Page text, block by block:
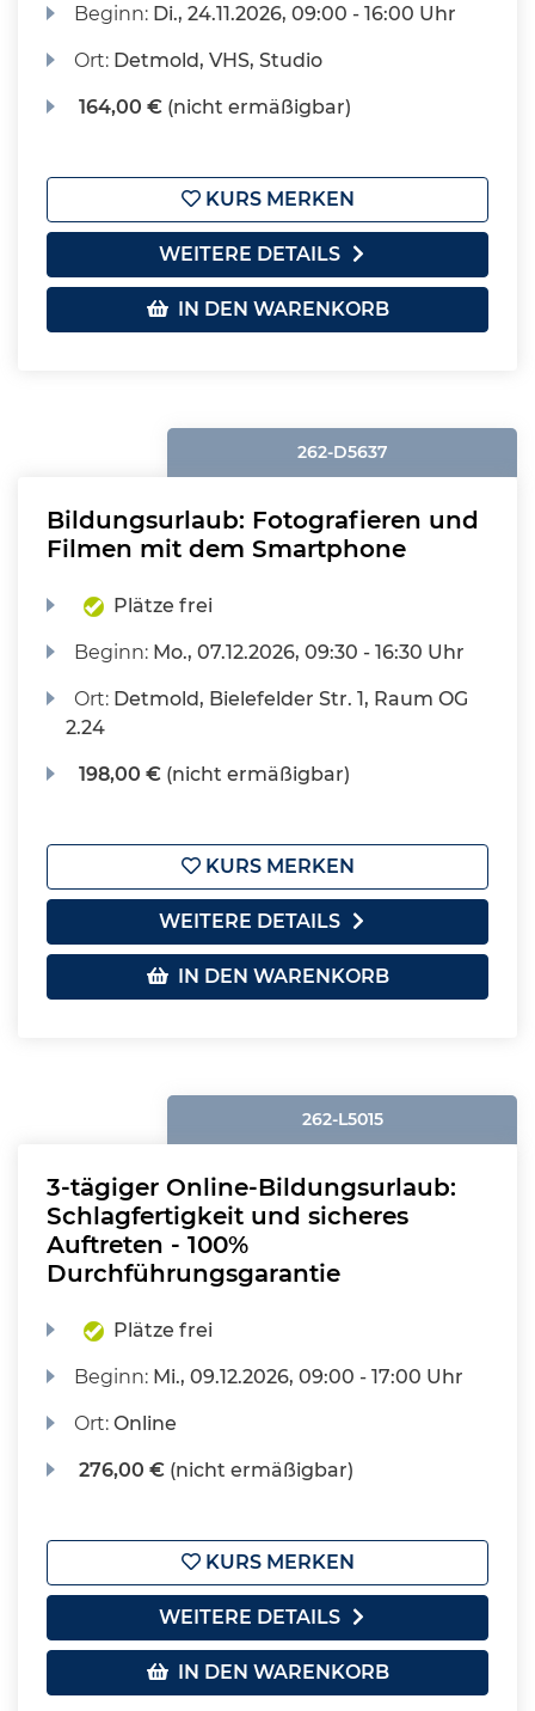
Beginn: Di., 24.11.2026, 09:00 - 16:00 Uhr
Ort: Detmold, VHS, Studio
164,00 € (nicht ermäßigbar)
KURS MERKEN
WEITERE DETAILS
IN DEN WARENKORB
262-D5637
Bildungsurlaub: Fotografieren und
Filmen mit dem Smartphone
Plätze frei
Beginn: Mo., 07.12.2026, 09:30 - 16:30 Uhr
Ort: Detmold, Bielefelder Str. 1, Raum OG
2.24
198,00 € (nicht ermäßigbar)
KURS MERKEN
WEITERE DETAILS
IN DEN WARENKORB
262-L5015
3-tägiger Online-Bildungsurlaub:
Schlagfertigkeit und sicheres
Auftreten - 100%
Durchführungsgarantie
Plätze frei
Beginn: Mi., 09.12.2026, 09:00 - 17:00 Uhr
Ort:Online
276,00 € (nicht ermäßigbar)
KURS MERKEN
WEITERE DETAILS
IN DEN WARENKORB